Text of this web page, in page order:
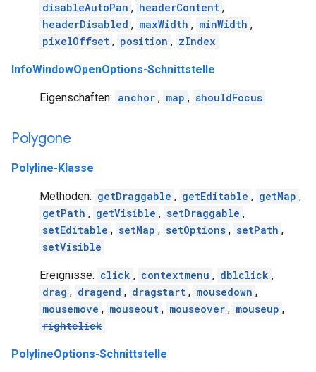
disableAutoPan , headerContent ,
headerDisabled , maxWidth , minWidth ,
pixelOffset , position , zIndex
InfoWindowOpenOptions-Schnittstelle
Eigenschaften: anchor , map , shouldFocus
Polygone
Polyline-Klasse
Methoden: getDraggable , getEditable , getMap ,
getPath , getVisible , setDraggable ,
setEditable , setMap , setOptions , setPath ,
setVisible
Ereignisse: click , contextmenu , dblclick ,
drag , dragend , dragstart , mousedown ,
mousemove , mouseout , mouseover , mouseup ,
rightclick
PolylineOptions-Schnittstelle